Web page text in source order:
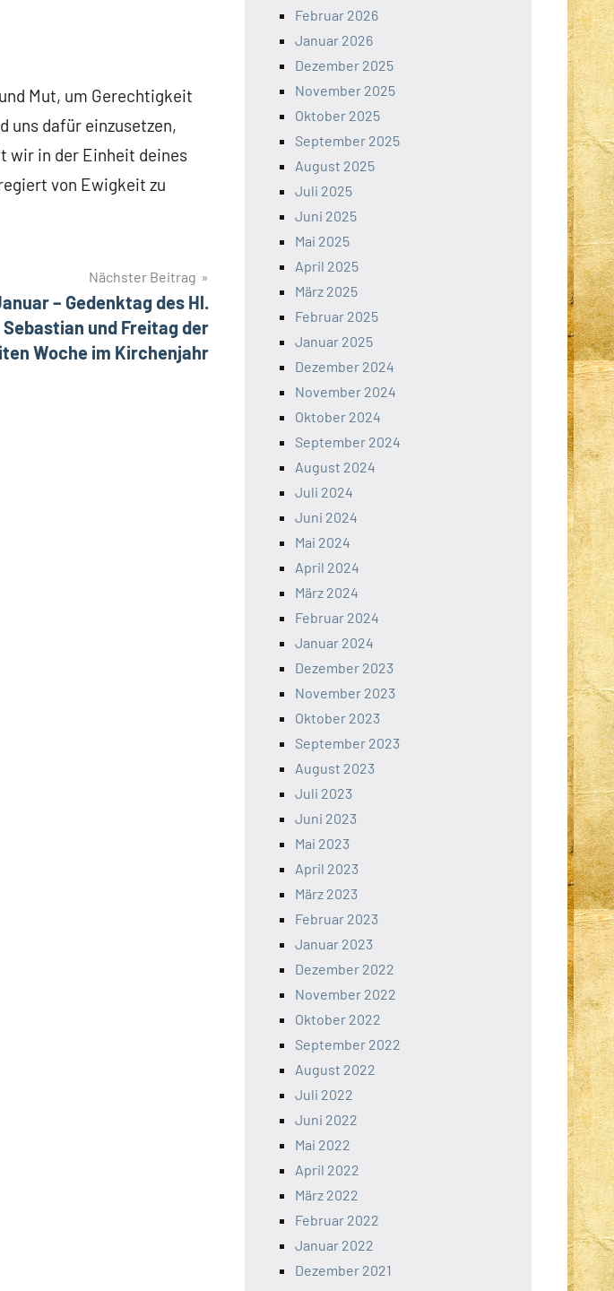
Mut, um Gerechtigkeit
uns dafür einzusetzen,
wir in der Einheit deines
von Ewigkeit zu
Nächster Beitrag
– Gedenktag des Hl.
Sebastian und Freitag der
Woche im Kirchenjahr
Februar 2026
Januar 2026
Dezember 2025
November 2025
Oktober 2025
September 2025
August 2025
Juli 2025
Juni 2025
Mai 2025
April 2025
März 2025
Februar 2025
Januar 2025
Dezember 2024
November 2024
Oktober 2024
September 2024
August 2024
Juli 2024
Juni 2024
Mai 2024
April 2024
März 2024
Februar 2024
Januar 2024
Dezember 2023
November 2023
Oktober 2023
September 2023
August 2023
Juli 2023
Juni 2023
Mai 2023
April 2023
März 2023
Februar 2023
Januar 2023
Dezember 2022
November 2022
Oktober 2022
September 2022
August 2022
Juli 2022
Juni 2022
Mai 2022
April 2022
März 2022
Februar 2022
Januar 2022
Dezember 2021